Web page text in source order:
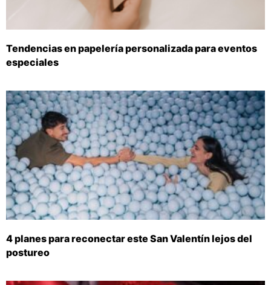
Tendencias en papelería personalizada para eventos
especiales
4 planes para reconectar este San Valentín lejos del
postureo